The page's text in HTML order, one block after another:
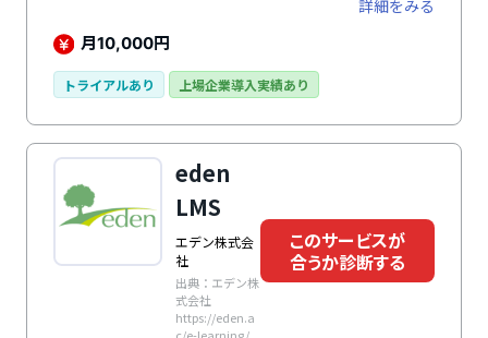
詳細をみる
月10,000円
トライアルあり 上場企業導入実績あり
eden
LMS
エデン株式会
社
出典：エデン株
式会社
https://eden.a
このサービスが
合うか診断する